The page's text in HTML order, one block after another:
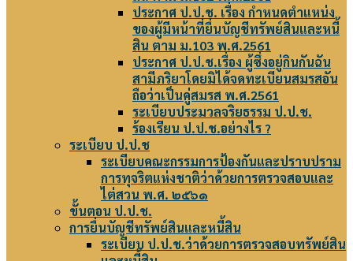
ประกาศ ป.ป.ช. เรื่อง กำหนดตำแหน่ง
ของผู้มีหน้าที่ยื่นบัญชีทรัพย์สินและหนี้
สิน ตาม ม.103 พ.ศ.2561
ประกาศ ป.ป.ช.เรื่อง ผู้ซึ่งอยู่กินกันฉัน
สามีภริยาโดยมิได้จดทะเบียนสมรสอัน
ถือว่าเป็นคู่สมรส พ.ศ.2561
ระเบียบประมวลจริยธรรม ป.ป.ช.
ร้องเรียน ป.ป.ช.อย่างไร ?
ระเบียบ ป.ป.ช
ระเบียบคณะกรรมการป้องกันและปราบปราม
การทุจริตแห่งชาติว่าด้วยการตรวจสอบและ
ไต่สวน พ.ศ. ๒๕๖๑
ขั้นตอน ป.ป.ช.
การยื่นบัญชีทรัพย์สินและหนี้สิน
ระเบียบ ป.ป.ช.ว่าด้วยการตรวจสอบทรัพย์สิน